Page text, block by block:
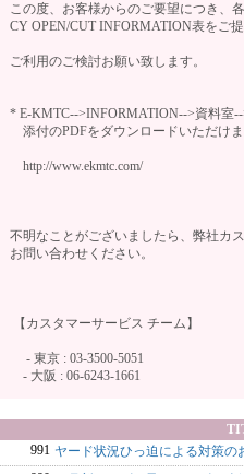
この度、お客様からのご要望につき、
CY OPEN/CUT INFORMATION表をご
ご利用のご検討お願い致します。
* E-KMTC-->INFORMATION-->資料室
添付のPDFをダウンロードいただけま
http://www.ekmtc.com/
不明なことがございましたら、弊社カ
お問い合わせください。
【カスタマーサービス チーム】
- 東京 : 03-3500-5051
- 大阪 : 06-6243-1661
991 ヤード状況ひっ迫による対策の